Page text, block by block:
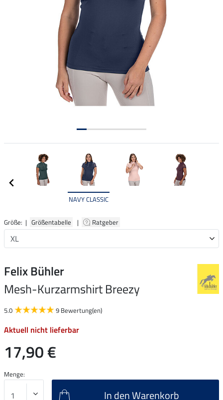
NAVY CLASSIC
Größe: | Größentabelle | Ratgeber
Felix Bühler
Mesh-Kurzarmshirt Breezy
5.0 9 Bewertung(en)
Aktuell nicht lieferbar
17,90 €
Menge:
In den Warenkorb